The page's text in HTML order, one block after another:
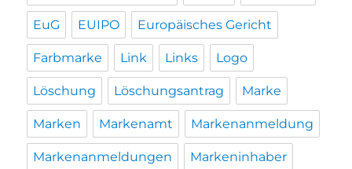
EuG EUIPO Europäisches Gericht
Farbmarke Link Links Logo
Löschung Löschungsantrag Marke
Marken Markenamt Markenanmeldung
Markenanmeldungen Markeninhaber